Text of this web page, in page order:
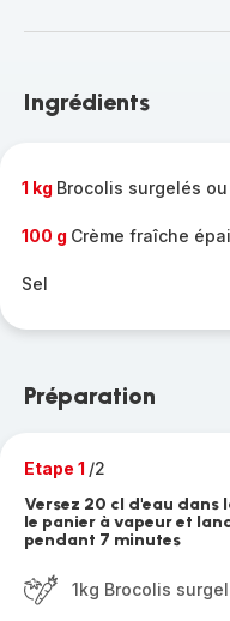
-
gamme
Ingrédients
1 kg Brocolis surgelés
100 g Crème fraîche
Sel
Préparation
Etape 1 /2
Versez 20 cl d'eau dans
le panier à vapeur et
pendant 7 minutes
1kg Brocolis